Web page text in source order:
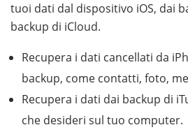
tuoi dati dal dispositivo iOS, dai
backup di iCloud.
Recupera i dati cancellati da
backup, come contatti, foto,
Recupera i dati dai backup di
che desideri sul tuo computer.